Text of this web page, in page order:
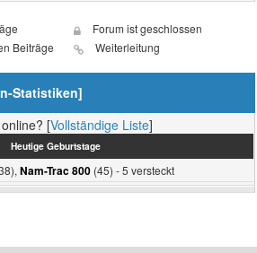
Beiträge
Forum ist geschlossen
Weiterleitung
Statistiken]
[Vollständige Liste]
Heutige Geburtstage
Nam-Trac 800 (45) - 5 versteckt